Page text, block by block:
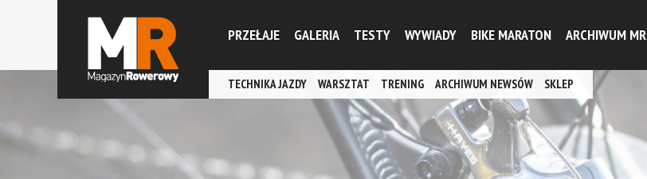
PRZEŁAJE GALERIA TESTY WYWIADY BIKE MARATON ARCHIWUM MR
TECHNIKA JAZDY WARSZTAT TRENING ARCHIWUM NEWSÓW SKLEP